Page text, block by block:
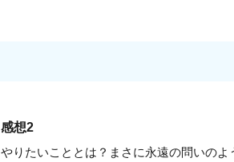
感想2
やりたいこととは？まさに永遠の問いの